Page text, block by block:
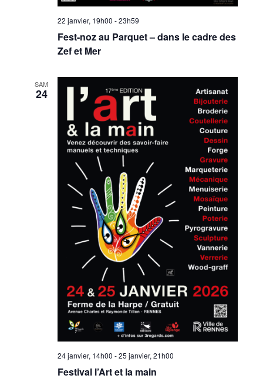
22 janvier, 19h00 -23h59
Fest-noz au Parquet – dans le cadre des
Zef et Mer
SAM
24
24 janvier, 14h00 -25 janvier, 21h00
Festival l’Art et la main